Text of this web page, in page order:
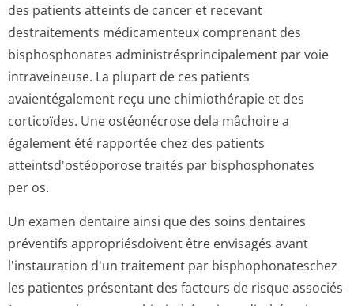
des patients atteints de cancer et recevant
destraitements médicamenteux comprenant des
bisphosphonates administrésprin­cipalement par voie
intraveineuse. La plupart de ces patients
avaientégalement reçu une chimiothérapie et des
corticoïdes. Une ostéonécrose dela mâchoire a
également été rapportée chez des patients
atteintsd'osté­oporose traités par bisphosphonates
per os.
Un examen dentaire ainsi que des soins dentaires
préventifs appropriésdoivent être envisagés avant
l'instauration d'un traitement par bisphophonateschez
les patientes présentant des facteurs de risque associés